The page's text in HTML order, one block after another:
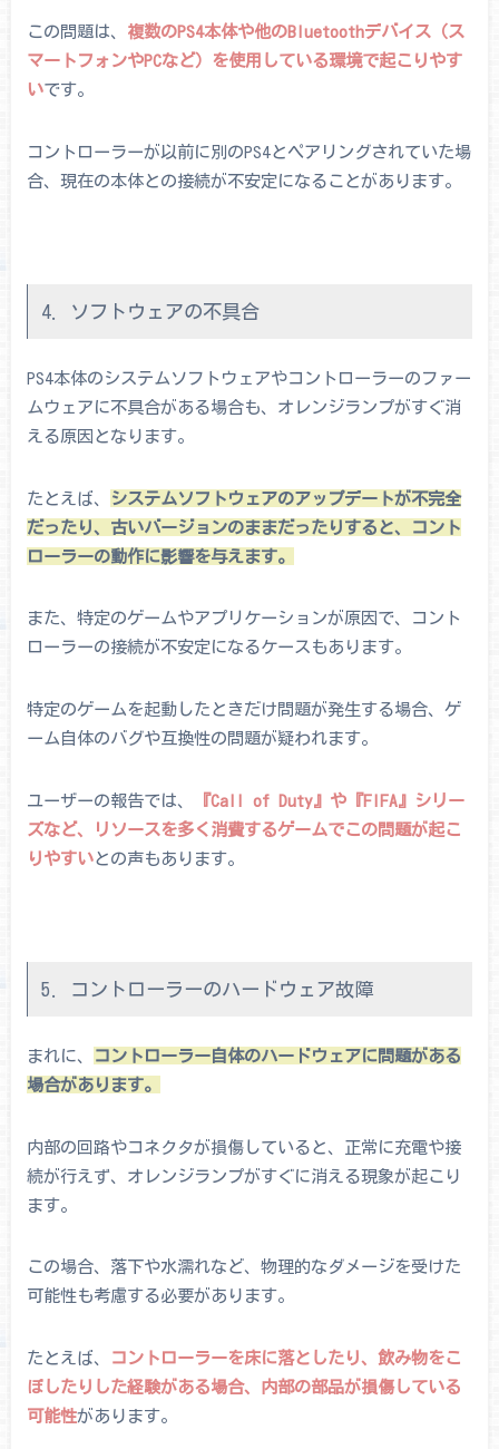
この問題は、 複数のPS4本体や他のBluetoothデバイス（ス
マートフォンやPCなど）を使用している環境で起こりやす
いです。
コントローラーが以前に別のPS4とペアリングされていた場
合、現在の本体との接続が不安定になることがあります。
4. ソフトウェアの不具合
PS4本体のシステムソフトウェアやコントローラーのファー
ムウェアに不具合がある場合も、オレンジランプがすぐ消
える原因となります。
たとえば、
システムソフトウェアのアップデートが不完全
だったり、古いバージョンのままだったりすると、コント
ローラーの動作に影響を与えます。
また、特定のゲームやアプリケーションが原因で、コント
ローラーの接続が不安定になるケースもあります。
特定のゲームを起動したときだけ問題が発生する場合、ゲ
ーム自体のバグや互換性の問題が疑われます。
ユーザーの報告では、
『Call of Duty』や『FIFA』シリー
ズなど、リソースを多く消費するゲームでこの問題が起こ
りやすいとの声もあります。
5. コントローラーのハードウェア故障
まれに、
コントローラー自体のハードウェアに問題がある
場合があります。
内部の回路やコネクタが損傷していると、正常に充電や接
続が行えず、オレンジランプがすぐに消える現象が起こり
ます。
この場合、落下や水濡れなど、物理的なダメージを受けた
可能性も考慮する必要があります。
たとえば、
コントローラーを床に落としたり、飲み物をこ
ぼしたりした経験がある場合、内部の部品が損傷している
可能性があります。